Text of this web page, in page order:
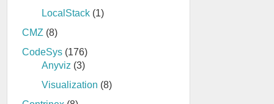
LocalStack (1)
CMZ (8)
CodeSys (176)
Anyviz (3)
Visualization (8)